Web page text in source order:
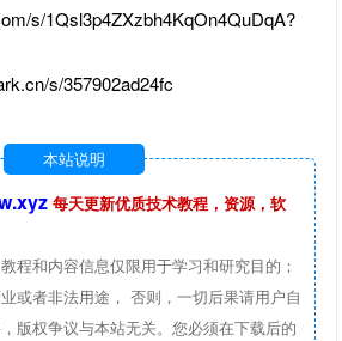
s/1Qsl3p4ZXzbh4KqOn4QuDqA?
s/357902ad24fc
本站说明
每天更新优质技术教程，资源，软
程和内容信息仅限用于学习和研究目的；
或者非法用途， 否则，一切后果请用户自
版权争议与本站无关。您必须在下载后的